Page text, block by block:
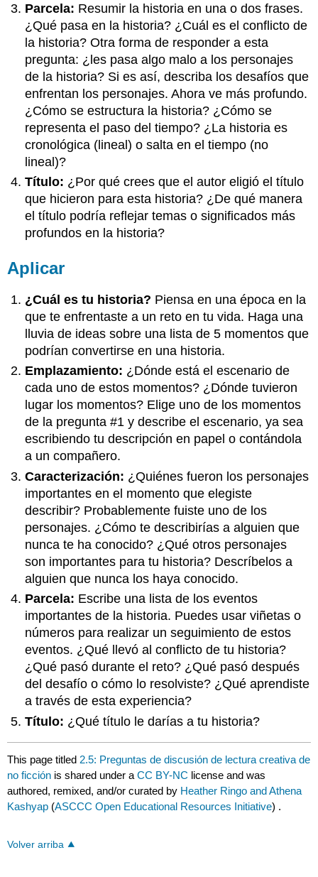
Parcela: Resumir la historia en una o dos frases.
¿Qué pasa en la historia? ¿Cuál es el conflicto de
la historia? Otra forma de responder a esta
pregunta: ¿les pasa algo malo a los personajes
de la historia? Si es así, describa los desafíos que
enfrentan los personajes. Ahora ve más profundo.
¿Cómo se estructura la historia? ¿Cómo se
representa el paso del tiempo? ¿La historia es
cronológica (lineal) o salta en el tiempo (no
lineal)?
Título: ¿Por qué crees que el autor eligió el título
que hicieron para esta historia? ¿De qué manera
el título podría reflejar temas o significados más
profundos en la historia?
Aplicar
¿Cuál es tu historia? Piensa en una época en la
que te enfrentaste a un reto en tu vida. Haga una
lluvia de ideas sobre una lista de 5 momentos que
podrían convertirse en una historia.
Emplazamiento: ¿Dónde está el escenario de
cada uno de estos momentos? ¿Dónde tuvieron
lugar los momentos? Elige uno de los momentos
de la pregunta #1 y describe el escenario, ya sea
escribiendo tu descripción en papel o contándola
a un compañero.
Caracterización: ¿Quiénes fueron los personajes
importantes en el momento que elegiste
describir? Probablemente fuiste uno de los
personajes. ¿Cómo te describirías a alguien que
nunca te ha conocido? ¿Qué otros personajes
son importantes para tu historia? Descríbelos a
alguien que nunca los haya conocido.
Parcela: Escribe una lista de los eventos
importantes de la historia. Puedes usar viñetas o
números para realizar un seguimiento de estos
eventos. ¿Qué llevó al conflicto de tu historia?
¿Qué pasó durante el reto? ¿Qué pasó después
del desafío o cómo lo resolviste? ¿Qué aprendiste
a través de esta experiencia?
Título: ¿Qué título le darías a tu historia?
This page titled 2.5: Preguntas de discusión de lectura creativa de
no ficción is shared under aCC BY-NC license and was
authored, remixed, and/or curated by Heather Ringo and Athena
Kashyap (ASCCC Open Educational Resources Initiative) .
Volver arriba